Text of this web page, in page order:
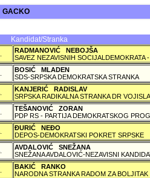
GACKO
Kandidat/Stranka
RADMANOVIĆ NEBOJŠA
SAVEZ NEZAVISNIH SOCIJALDEMOKRATA
BOSIĆ MLADEN
SDS-SRPSKA DEMOKRATSKA STRANKA
KANJERIĆ RADISLAV
SRPSKA RADIKALNA STRANKA DR
TEŠANOVIĆ ZORAN
PDP RS - PARTIJA DEMOKRATSKOG
ÐURIĆ NEÐO
DEPOS-DEMOKRATSKI POKRET SRPSKE
AVDALOVIĆ SNEŽANA
SNEŽANA AVDALOVIĆ-NEZAVISNI
BAKIĆ RANKO
NARODNA STRANKA RADOM ZA BOLJITAK